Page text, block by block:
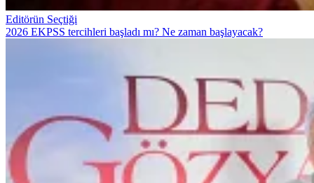
Editörün Seçtiği
2026 EKPSS tercihleri başladı mı? Ne zaman başlayacak?